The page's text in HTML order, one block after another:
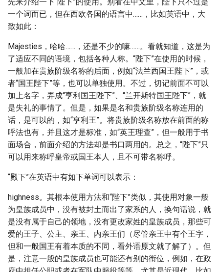
一个词而已，但在西欧各国的语言中……，比如英语中，大
致如此：
Majesties，哈哈……，还是不少的嘛……。看就知道，这是为
了适应不同的语境，包括各种人称。“陛下”在使用的时候，
一般加在贵族阶级名称的后面，例如“法兰西国王陛下”，或
者“国王陛下”等，也可以单独使用。不过，切记前面不可以
加上名字，弄成“亨利国王陛下”、“兰开斯特国王陛下”，就
是失礼的事情了。但是，如果是名和贵族阶级名称连用的
话，是可以的，如“亨利王”。将贵族阶级名称放在前面的称
呼法也有，并且这才是标准，如“英王理查”，但一般用于书
面场合，前面介绍的方法却是书口两用的。总之，“陛下”只
可以用来称呼皇帝或国王本人，且不可带名称呼。
“殿下”在英语中有如下单词可以表示：
highness。其根本使用方法和“陛下”类似，其使用对象一般
为皇族成员中，没有被封土而出了家系的人，换句话说，就
是没有属于自己的领地，没有更改家姓的皇族成员，那些可
爱的王子、公主、亲王、内亲王们（尽管亲王中有个王字，
但和一般国王有着本质的不同，看外语原文就了解了）。但
是，注意一般的皇族成员也可能还有别的衔位，例如，在政